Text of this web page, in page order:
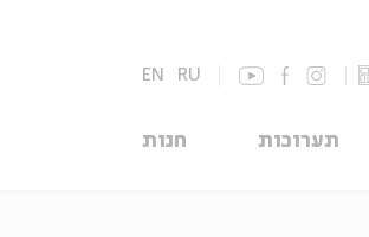
EN RU
תערוכות חנות